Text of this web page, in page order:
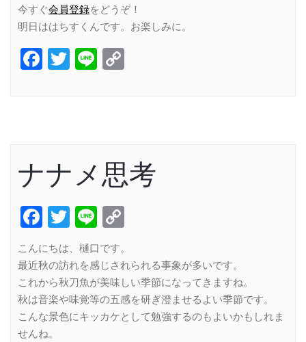
今すぐ会員登録をどうぞ！
明日ははちすくんです。お楽しみに。
Facebook
Twitter
Line
ナナメ思考
Facebook
Twitter
Line
こんにちは、樋口です。
最近秋の訪れを感じされられる事象が多いです。
これから秋刀魚が美味しい季節になってきますね。
秋は音楽や味覚等の五感を研ぎ澄ませるよい季節です。
こんな景色にキッカケとして勉強するのもよいかもしれま
せんね。